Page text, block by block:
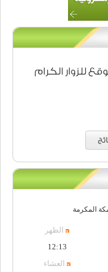
للزوار الكرام
المكرمة
الظهر
12:13
العشاء